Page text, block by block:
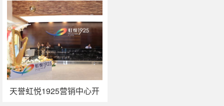
天誉虹悦1925营销中心开